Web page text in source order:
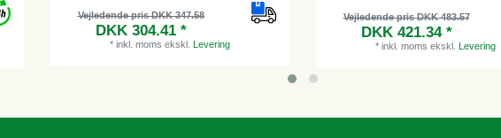
Vejledende pris DKK 347.58
DKK 304.41 *
* inkl. moms ekskl. Levering
Vejledende pris DKK 483.57
DKK 421.34 *
* inkl. moms ekskl. Levering